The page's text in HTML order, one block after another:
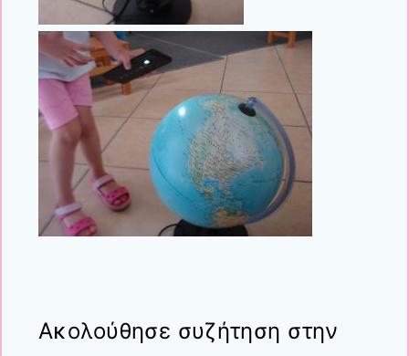
Ακολούθησε συζήτηση στην